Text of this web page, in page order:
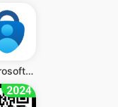
Microsoft Authenticator